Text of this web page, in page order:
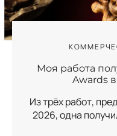
Моя работа
Awards
Из трёх работ,
2026, одна